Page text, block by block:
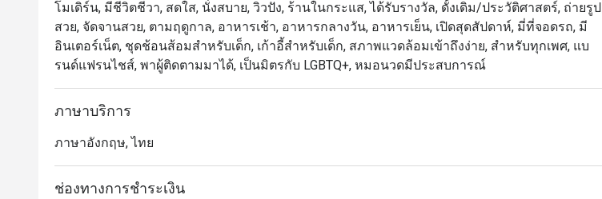
หอยแมลงภู่เสิร์ฟพร้อมเฟรนช์ฟรายส์ (ซอสมารินิแยร์ | ซอสครีมไวน์ขาวและสมุนไพร | ซอสสไตล์โพร
วองซ์)
ต้มยำหอยแมลงภู่
เป็ดย่างสไตล์จีน
สเตชั่นสไตล์ญี่ปุ่น (ไก่คาราเกะ หมูทงคัตสึ ทาโกะยากิ)
-วันพุธ
ชูร์ราสโก้คาร์ฟวิงสเตชัน
โมเดิร์น, มีชีวิตชีวา, สดใส, นั่งสบาย, วิวปัง, ร้านในกระแส, ได้รับรางวัล, ดั้งเดิม/ประวัติศาสตร์, ถ่ายรูป
สวย, จัดจานสวย, ตามฤดูกาล, อาหารเช้า, อาหารกลางวัน, อาหารเย็น, เปิดสุดสัปดาห์, มี่ที่จอดรถ, มี
อินเตอร์เน็ต, ชุดช้อนส้อมสำหรับเด็ก, เก้าอี้สำหรับเด็ก, สภาพแวดล้อมเข้าถึงง่าย, สำหรับทุกเพศ, แบ
รนด์แฟรนไชส์, พาผู้ติดตามมาได้, เป็นมิตรกับ LGBTQ+, หมอนวดมีประสบการณ์
ภาษาบริการ
ภาษาอังกฤษ, ไทย
ช่องทางการชำระเงิน